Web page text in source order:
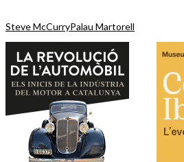
Steve McCurryPalau Martorell